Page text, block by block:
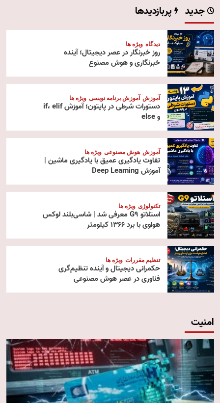
جدید پربازدیدها
دیدگاه ویژه ها
روز خبرنگار در عصر دیجیتال؛ آینده
خبرنگاری و هوش مصنوع
آموزش آموزش برنامه نویسی ویژه ها
دستورات شرطی در پایتون؛ آموزش if، elif
و else
آموزش هوش مصنوعی ویژه ها
تفاوت یادگیری عمیق با یادگیری ماشین |
آموزش Deep Learning
تکنولوژی ویژه ها
استلاتو G9 معرفی شد | شاسی‌بلند لوکس
هواوی با برد ۱۳۶۶ کیلومتر
تنظیم مقررات ویژه ها
حکمرانی دیجیتال و آینده تنظیم‌گری
فناوری در عصر هوش مصنوعی
امنیت